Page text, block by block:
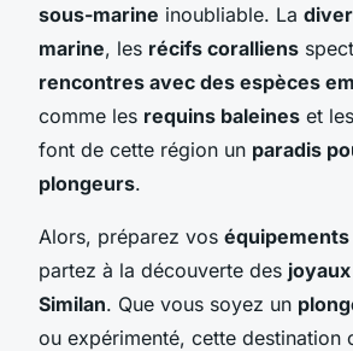
sous-marine inoubliable. La
marine, les récifs coralliens
rencontres avec des espèces
comme les requins baleines et les
font de cette région un paradis
plongeurs.
Alors, préparez vos
partez à la découverte des
Similan. Que vous soyez un
ou expérimenté, cette destination